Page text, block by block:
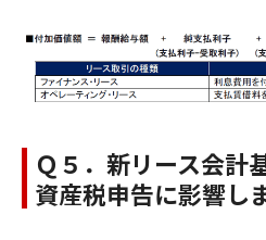
Ｑ５．新リース会計
資産税申告に影響し